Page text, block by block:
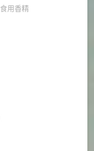
食用香精